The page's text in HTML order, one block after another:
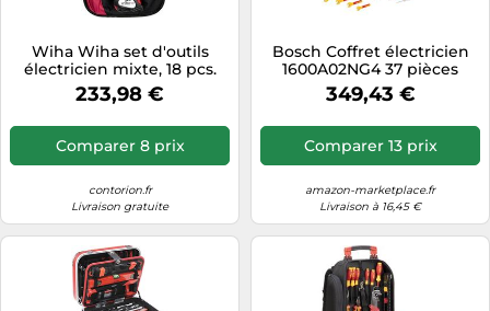
Wiha Wiha set d'outils
électricien mixte, 18 pcs.
incl. pochette de ceinture
Quantité:1
233,98 €
Comparer 8 prix
contorion.fr
Livraison gratuite
Bosch Coffret électricien
1600A02NG4 37 pièces
349,43 €
Comparer 13 prix
amazon-marketplace.fr
Livraison à 16,45 €